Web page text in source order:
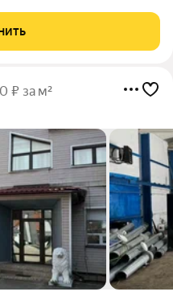
включая НДС 5%
вода,
₽ за м²